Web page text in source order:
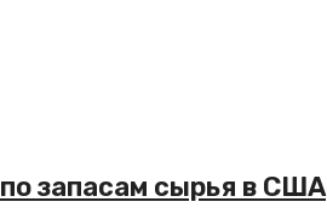
запасам сырья в США